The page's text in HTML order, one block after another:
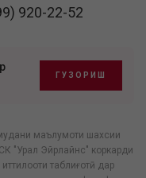
920-22-52
ГУЗОРИШ
маълумоти шахсии
"Урал Эйрлайнс" коркарди
таблиғотӣ дар